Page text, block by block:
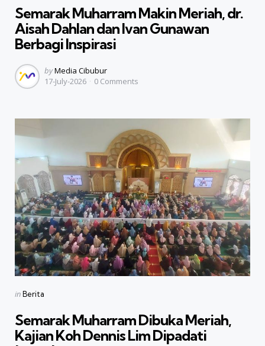
Semarak Muharram Makin Meriah, dr.
Aisah Dahlan dan Ivan Gunawan
Berbagi Inspirasi
Posted
by
byMedia Cibubur
17-July-2026
0 Comments
Categories
Posted
inBerita
Semarak Muharram Dibuka Meriah,
Kajian Koh Dennis Lim Dipadati